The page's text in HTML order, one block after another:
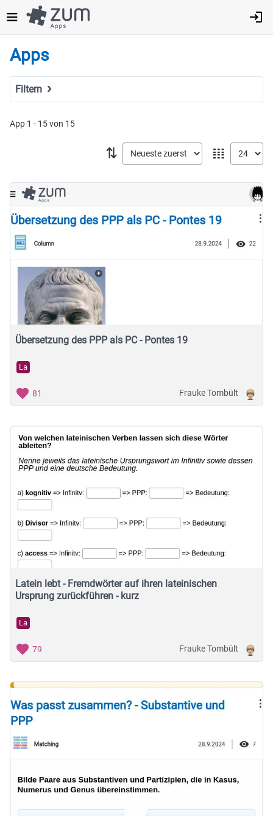
zum
Inhalt
Apps
Filtern
Fach
MINT
Sprachen
Geistes- & Sozialwissenschaften
Musische Fächer & Sport
Berufliche Bildung
Sonstiges
Featured Apps
App 1 - 15 von 15
𝍖
⇅
Übersetzung des PPP als PC - Pontes 19
La
81 Frauke Tombült
Latein lebt - Fremdwörter auf ihren lateinischen
Ursprung zurückführen - kurz
La
79 Frauke Tombült